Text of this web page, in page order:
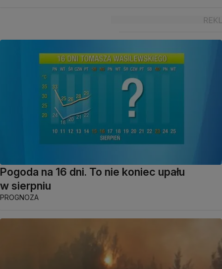
Pogoda na 16 dni. To nie koniec upału
w sierpniu
PROGNOZA